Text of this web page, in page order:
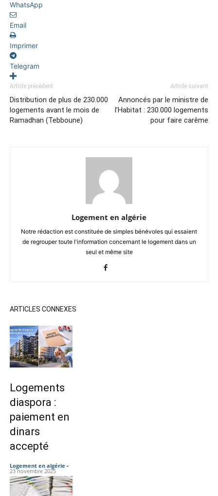
WhatsApp
Email
Imprimer
Telegram
Article précédent
Distribution de plus de 230.000
logements avant le mois de
Ramadhan (Tebboune)
Article suivant
Annoncés par le ministre de
l’Habitat : 230.000 logements
pour faire carême
Logement en algérie
Notre rédaction est constituée de simples bénévoles qui essaient
de regrouper toute l'information concernant le logement dans un
seul et même site
ARTICLES CONNEXES
Logements
diaspora :
paiement en
dinars
accepté
Logement en algérie -
23 novembre 2025